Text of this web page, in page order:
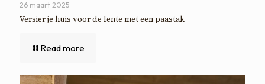
26 maart 2025
Versier je huis voor de lente met een paastak
Read more